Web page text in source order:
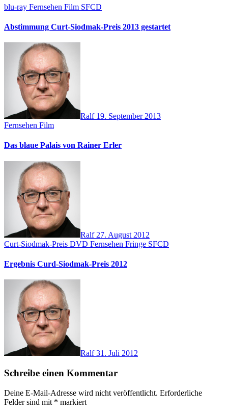
blu-ray Fernsehen Film SFCD
Abstimmung Curt-Siodmak-Preis 2013 gestartet
Ralf 19. September 2013
Fernsehen Film
Das blaue Palais von Rainer Erler
Ralf 27. August 2012
Curt-Siodmak-Preis DVD Fernsehen Fringe SFCD
Ergebnis Curd-Siodmak-Preis 2012
Ralf31. Juli 2012
Schreibe einen Kommentar
Deine E-Mail-Adresse wird nicht veröffentlicht. Erforderliche
Felder sind mit * markiert